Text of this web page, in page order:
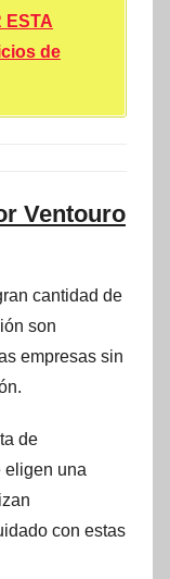
ESTA
de
Ventouro
cantidad de
son
empresas sin
de
eligen una
con estas